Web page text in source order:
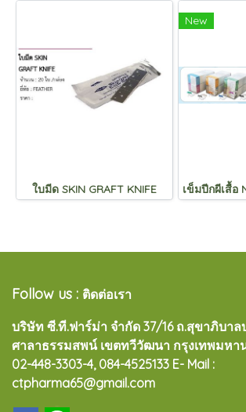
ใบมีด SKIN GRAFT KNIFE
New
Follow us : ติดต่อเรา
บริษัท ซี.ที.ฟาร์ม่า จำกัด 37/16 ถ.สุขาภิบาล
ศาลาธรรมสพน์ เขตทวีวัฒนา กรุงเทพมหา
02-448-3303-4, 084-4525133 E- Mail :
ctpharma65@gmail.com